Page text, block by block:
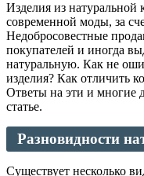
Изделия из натуральной
современной моды, за
Недобросовестные
покупателей и иногда
натуральную. Как не
изделия? Как отличить
Ответы на эти и многие
статье.
Разновидности
Существует несколько